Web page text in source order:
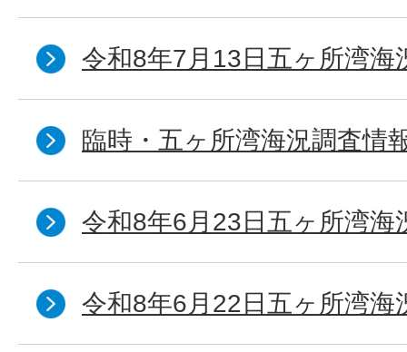
令和8年7月13日五ヶ所湾海
臨時・五ヶ所湾海況調査情
令和8年6月23日五ヶ所湾海
令和8年6月22日五ヶ所湾海